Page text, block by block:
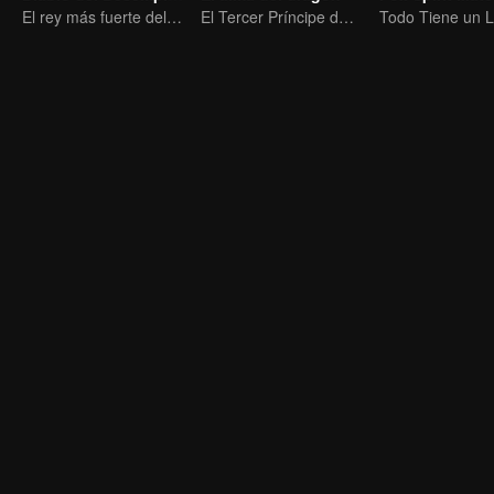
El rey más fuerte del inframundo más competitivo
El Tercer Príncipe del Mar del Este invoca a los Nezha de las Sombras para matarlos